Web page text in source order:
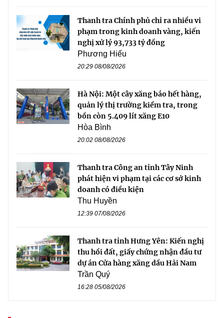
Thanh tra Chính phủ chỉ ra nhiều vi
phạm trong kinh doanh vàng, kiến
nghị xử lý 93,733 tỷ đồng
Phương Hiếu
20:29 08/08/2026
Hà Nội: Một cây xăng báo hết hàng,
quản lý thị trường kiểm tra, trong
bồn còn 5.409 lít xăng E10
Hòa Bình
20:02 08/08/2026
Thanh tra Công an tỉnh Tây Ninh
phát hiện vi phạm tại các cơ sở kinh
doanh có điều kiện
Thu Huyền
12:39 07/08/2026
Thanh tra tỉnh Hưng Yên: Kiến nghị
thu hồi đất, giấy chứng nhận đầu tư
dự án Cửa hàng xăng dầu Hải Nam
Trần Quý
16:28 05/08/2026